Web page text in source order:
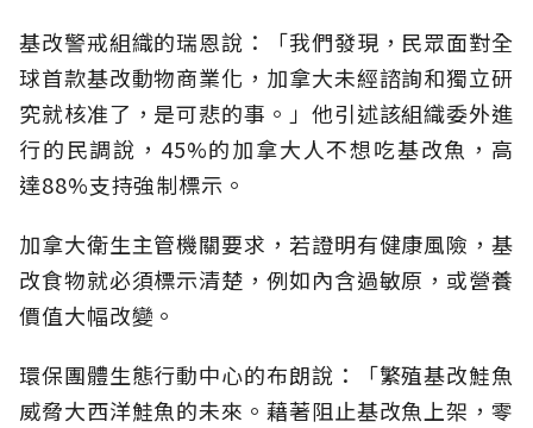
基改警戒組織的瑞恩說：「我們發現，民眾面對全
球首款基改動物商業化，加拿大未經諮詢和獨立研
究就核准了，是可悲的事。」他引述該組織委外進
行的民調說，45%的加拿大人不想吃基改魚，高
達88%支持強制標示。
加拿大衛生主管機關要求，若證明有健康風險，基
改食物就必須標示清楚，例如內含過敏原，或營養
價值大幅改變。
環保團體生態行動中心的布朗說：「繁殖基改鮭魚
威脅大西洋鮭魚的未來。藉著阻止基改魚上架，零